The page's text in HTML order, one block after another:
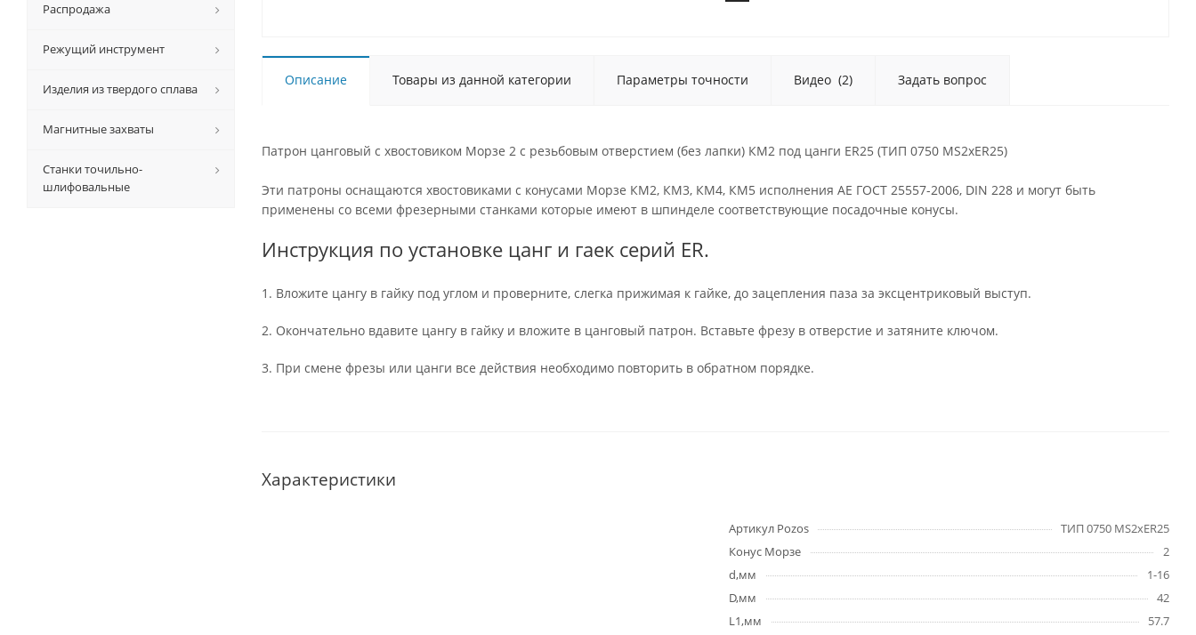
Описание Товары из данной категории Параметры точности Видео (2) Задать вопрос
Патрон цанговый с хвостовиком Морзе 2 с резьбовым отверстием (без лапки) КМ2 под цанги ER25 (ТИП 0750 MS2xER25)
Эти патроны оснащаются хвостовиками с конусами Морзе КМ2, КМ3, КМ4, КМ5 исполнения AE ГОСТ 25557-2006, DIN 228 и могут быть
применены со всеми фрезерными станками которые имеют в шпинделе соответствующие посадочные конусы.
Инструкция по установке цанг и гаек серий ER.
1. Вложите цангу в гайку под углом и проверните, слегка прижимая к гайке, до зацепления паза за эксцентриковый выступ.
2. Окончательно вдавите цангу в гайку и вложите в цанговый патрон. Вставьте фрезу в отверстие и затяните ключом.
3. При смене фрезы или цанги все действия необходимо повторить в обратном порядке.
Характеристики
Артикул Pozos
ТИП 0750 MS2xER25
Конус Морзе
2
d,мм
1-16
D,мм
42
L1,мм
57.7
Распродажа
Режущий инструмент
Изделия из твердого сплава
Магнитные захваты
Станки точильно-
шлифовальные